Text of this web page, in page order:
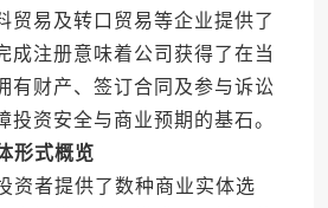
贸易及转口贸易等企业提供了
成注册意味着公司获得了在当
有财产、签订合同及参与诉讼
投资安全与商业预期的基石。
形式概览
者提供了数种商业实体选